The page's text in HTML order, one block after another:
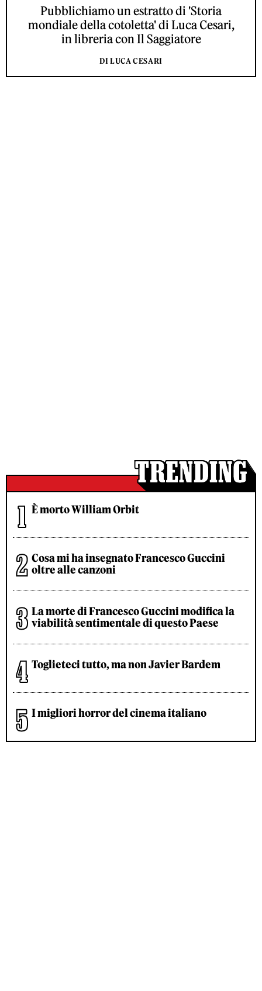
Pubblichiamo un estratto di 'Storia
mondiale della cotoletta' di Luca Cesari,
in libreria con Il Saggiatore
DI LUCA CESARI
È morto William Orbit
Cosa mi ha insegnato Francesco Guccini
oltre alle canzoni
La morte di Francesco Guccini modifica la
viabilità sentimentale di questo Paese
Toglieteci tutto, ma non Javier Bardem
I migliori horror del cinema italiano